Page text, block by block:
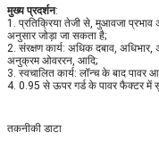
मुख्य प्रदर्शन:
1. प्रतिक्रिया तेजी से, मुआवजा प्रभाव
अनुसार जोड़ा जा सकता है;
2. संरक्षण कार्य: अधिक दबाव,
अनुक्रम ओवररन, आदि;
3. स्वचालित कार्य: लॉन्च के बाद
4. 0.95 से ऊपर गर्ड के पावर फैक्टर में
तकनीकी डाटा